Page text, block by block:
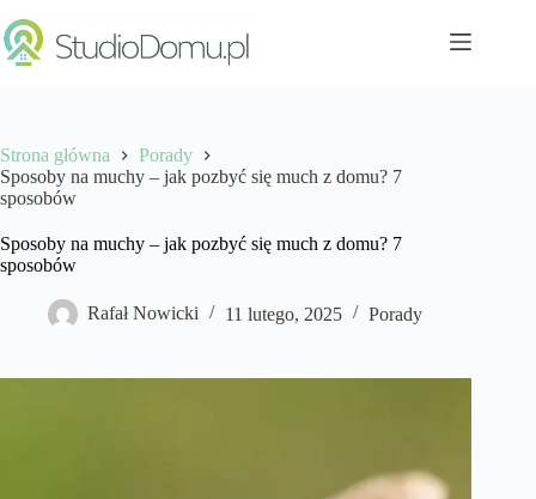
do
treści
Strona główna
Porady
Sposoby na muchy – jak pozbyć się much z domu? 7
sposobów
Sposoby na muchy – jak pozbyć się much z domu? 7
sposobów
Rafał Nowicki 11 lutego, 2025 Porady